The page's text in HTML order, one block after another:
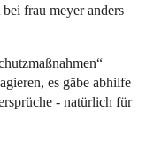
frau meyer anders
es gäbe abhilfe
- natürlich für